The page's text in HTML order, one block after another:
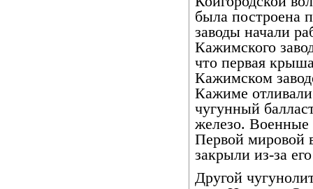
была построена
заводы начали
Кажимского
что первая
Кажимском
Кажиме
чугунный
железо. Военные
Первой мировой
закрыли из-за
Другой